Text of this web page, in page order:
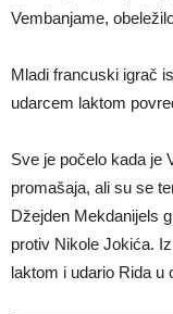
Vembanjame,
Mladi francuski igrač
udarcem laktom
Sve je počelo kada je
promašaja, ali su se
Džejden Mekdanijels
protiv Nikole Jokića.
laktom i udario Rida u